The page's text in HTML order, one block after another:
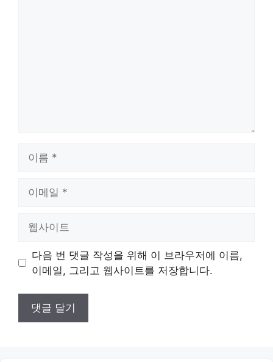
트
다음 번 댓글 작성을 위해 이 브라우저에 이름,
이메일, 그리고 웹사이트를 저장합니다.